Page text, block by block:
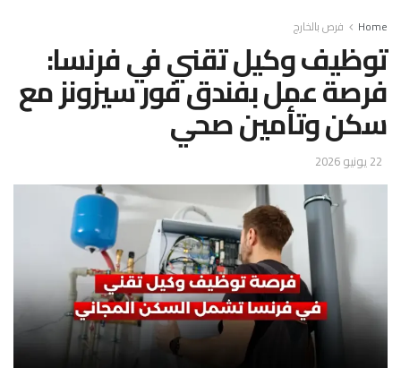
Home فرص بالخارج
توظيف وكيل تقني في فرنسا:
فرصة عمل بفندق فور سيزونز مع
سكن وتأمين صحي
22 يونيو 2026